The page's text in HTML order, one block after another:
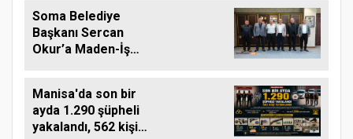
Soma Belediye
Başkanı Sercan
Okur’a Maden-İş
Manisa'da son bir
ayda 1.290 şüpheli
yakalandı, 562 kişi